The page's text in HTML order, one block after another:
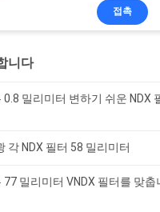
접촉
니다
밀리미터 변하기 쉬운 NDX
각 NDX 필터 58 밀리미터
77 밀리미터 VNDX 필터를 맞춥